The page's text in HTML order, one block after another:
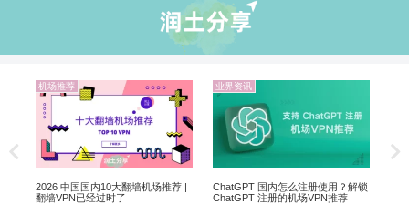
机场推荐
2026 中国国内10大翻墙机场推荐 |
翻墙VPN已经过时了
业界资讯
ChatGPT 国内怎么注册使用？解锁
ChatGPT 注册的机场VPN推荐